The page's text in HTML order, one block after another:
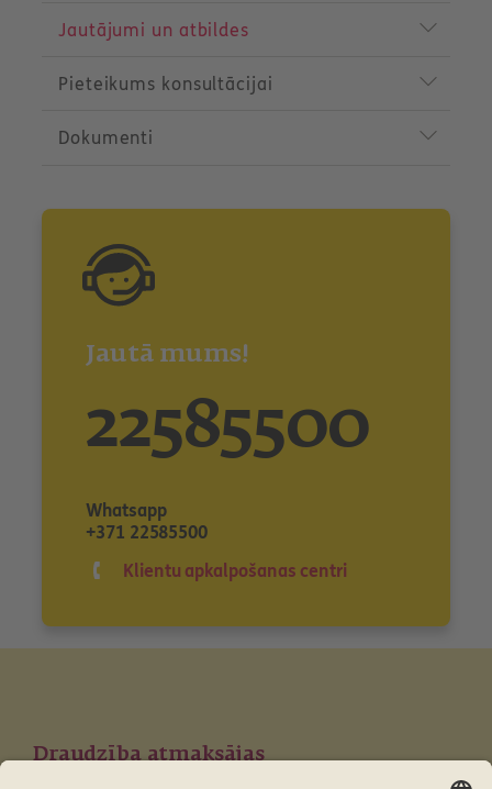
Jautājumi un atbildes
Pieteikums konsultācijai
Dokumenti
Jautā mums!
22585500
Whatsapp
+371 22585500
Klientu apkalpošanas centri
Draudzība atmaksājas